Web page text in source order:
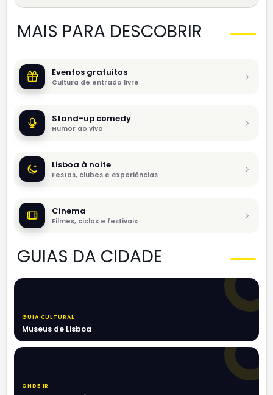
MAIS PARA DESCOBRIR
Eventos gratuitos
Cultura de entrada livre
Stand-up comedy
Humor ao vivo
Lisboa à noite
Festas, clubes e experiências
Cinema
Filmes, ciclos e festivais
GUIAS DA CIDADE
GUIA CULTURAL
Museus de Lisboa
ONDE IR